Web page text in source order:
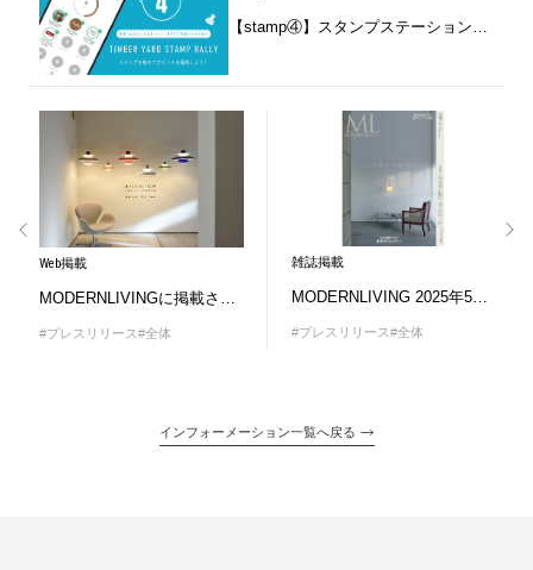
【stamp④】スタンプステーションのお知らせ
Web掲載
#プレスリリース#全体
雑誌掲載
MODERNLIVING 2025年5月号に掲載されました
#プレスリリース#全体
インフォーメーション一覧へ戻る